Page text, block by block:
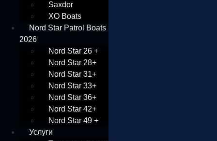
Saxdor
XO Boats
Nord Star Patrol Boats
2026
Nord Star 26 +
Nord Star 28+
Nord Star 31+
Nord Star 33+
Nord Star 36+
Nord Star 42+
Nord Star 49 +
Услуги